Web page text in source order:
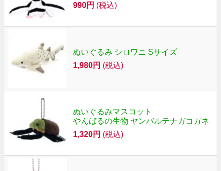
990円 (税込)
ぬいぐるみ シロワニ Sサイズ
1,980円 (税込)
ぬいぐるみマスコット
やんばるの生物 ヤンバルテナガコガネ
1,320円 (税込)